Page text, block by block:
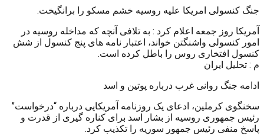
جنگ کنسولی امریکا علیه روسیه خشم مسکو را برانگیخت.
آمریکا روز جمعه اعلام کرد : به تلافی آنچه که مداخله روسیه در
امور کنسولی واشنگتن خواند، اعتبار نامه های پنج کنسول از شش
کنسول افتخاری روس را باطل کرده است.
م : تحلیل ایران
ادامه جنگ روانی غرب درباره پوتین و اسد
سخنگوی کرملین، ادعای یک روزنامه آمریکایی درباره “درخواست”
رئیس جمهوری روسیه از بشار اسد برای کناره گیری از قدرت و
پاسخ منفی رئیس جمهور سوریه را تکذیب کرد.